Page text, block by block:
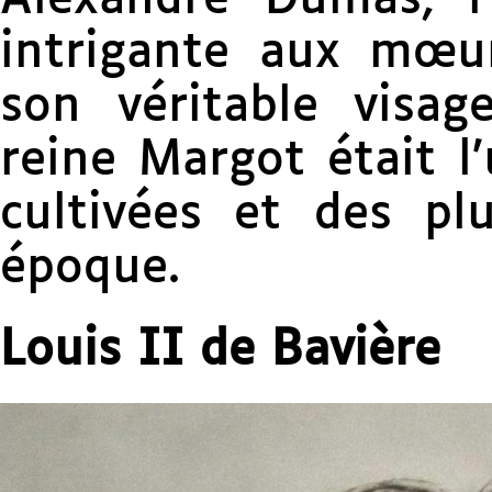
intrigante aux
son véritable
reine Margot était
cultivées et des
époque.
Louis II de Bavière